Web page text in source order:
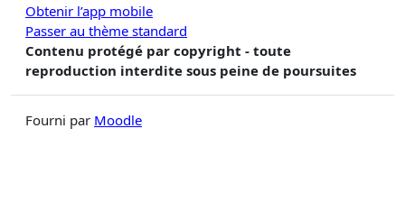
Obtenir l’app mobile
Passer au thème standard
Contenu protégé par copyright - toute
reproduction interdite sous peine de poursuites
Fourni par Moodle